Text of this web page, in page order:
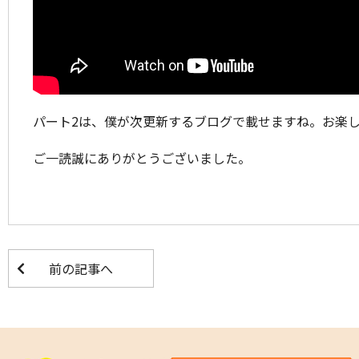
パート2は、僕が次更新するブログで載せますね。お楽
ご一読誠にありがとうございました。
前の記事へ